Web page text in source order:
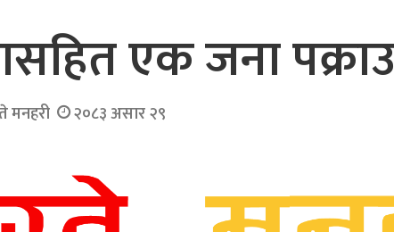
एक जना
मनहरी २०८३ असार २९